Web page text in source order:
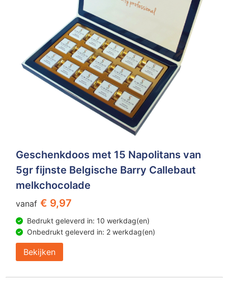
Geschenkdoos met 15 Napolitans van
5gr fijnste Belgische Barry Callebaut
melkchocolade
vanaf € 9,97
Bedrukt geleverd in: 10 werkdag(en)
Onbedrukt geleverd in: 2 werkdag(en)
Bekijken